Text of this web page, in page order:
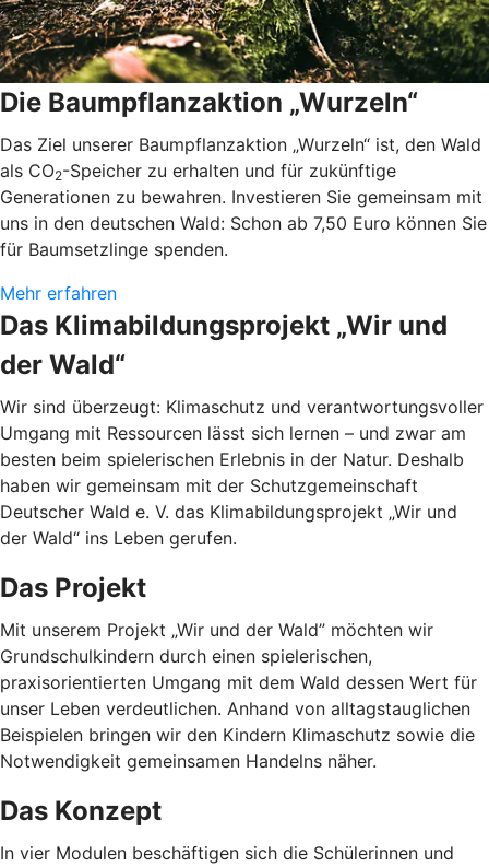
Die Baumpflanzaktion „Wurzeln“
Das Ziel unserer Baumpflanzaktion „Wurzeln“ ist, den Wald
als CO2-Speicher zu erhalten und für zukünftige
Generationen zu bewahren. Investieren Sie gemeinsam mit
uns in den deutschen Wald: Schon ab 7,50 Euro können Sie
für Baumsetzlinge spenden.
Mehr erfahren
Das Klimabildungsprojekt „Wir und
der Wald“
Wir sind überzeugt: Klimaschutz und verantwortungsvoller
Umgang mit Ressourcen lässt sich lernen – und zwar am
besten beim spielerischen Erlebnis in der Natur. Deshalb
haben wir gemeinsam mit der Schutzgemeinschaft
Deutscher Wald e. V. das Klimabildungsprojekt „Wir und
der Wald“ ins Leben gerufen.
Das Projekt
Mit unserem Projekt „Wir und der Wald” möchten wir
Grundschulkindern durch einen spielerischen,
praxisorientierten Umgang mit dem Wald dessen Wert für
unser Leben verdeutlichen. Anhand von alltagstauglichen
Beispielen bringen wir den Kindern Klimaschutz sowie die
Notwendigkeit gemeinsamen Handelns näher.
Das Konzept
In vier Modulen beschäftigen sich die Schülerinnen und